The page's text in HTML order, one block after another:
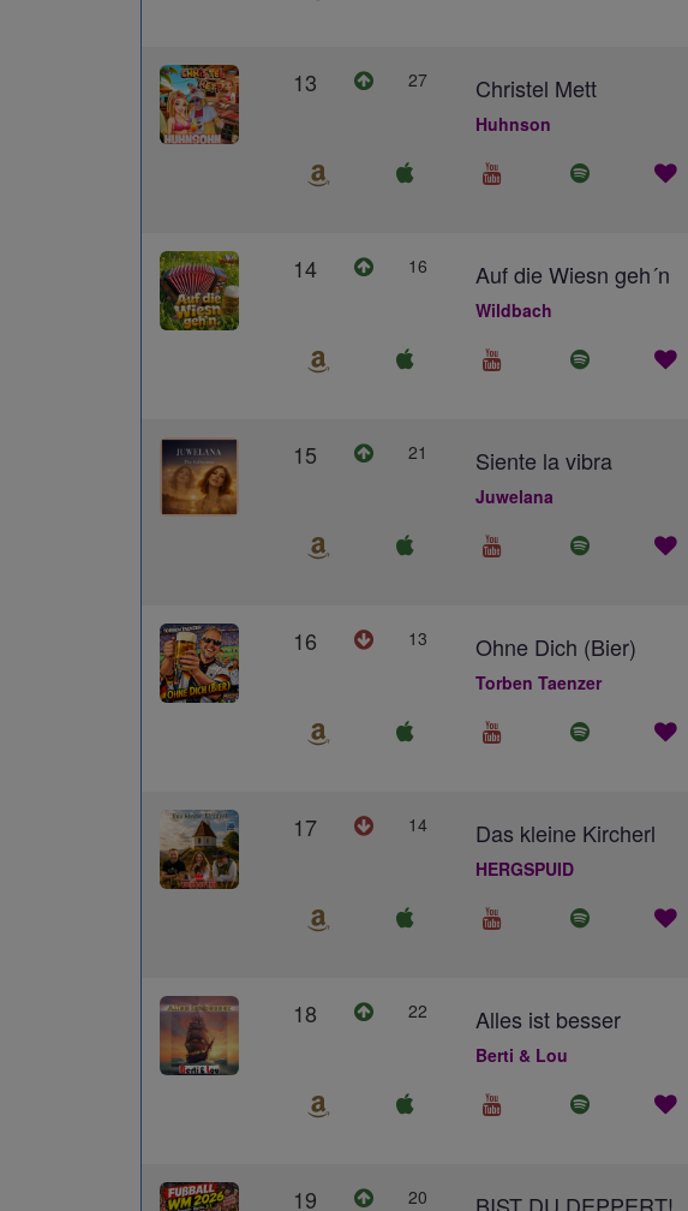
13 27 Christel Mett
Huhnson
14 16 Auf die Wiesn geh´n
Wildbach
15 21 Siente la vibra
Juwelana
16 13 Ohne Dich (Bier)
Torben Taenzer
17 14 Das kleine Kircherl
HERGSPUID
18 22 Alles ist besser
Berti & Lou
19 20 BIST DU DEPPERT!